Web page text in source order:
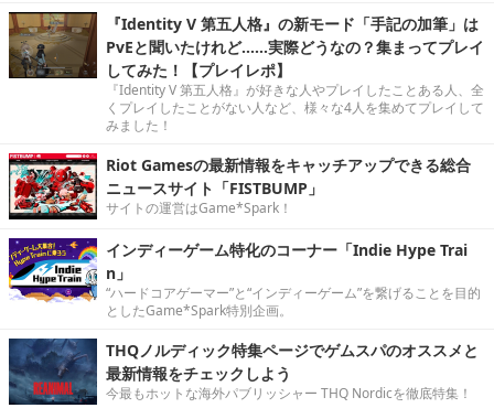
『Identity V 第五人格』の新モード「手記の加筆」は
PvEと聞いたけれど……実際どうなの？集まってプレイ
してみた！【プレイレポ】
『Identity V 第五人格』が好きな人やプレイしたことある人、全
くプレイしたことがない人など、様々な4人を集めてプレイして
みました！
Riot Gamesの最新情報をキャッチアップできる総合
ニュースサイト「FISTBUMP」
サイトの運営はGame*Spark！
インディーゲーム特化のコーナー「Indie Hype Trai
n」
“ハードコアゲーマー”と“インディーゲーム”を繋げることを目的
としたGame*Spark特別企画。
THQノルディック特集ページでゲムスパのオススメと
最新情報をチェックしよう
今最もホットな海外パブリッシャー THQ Nordicを徹底特集！